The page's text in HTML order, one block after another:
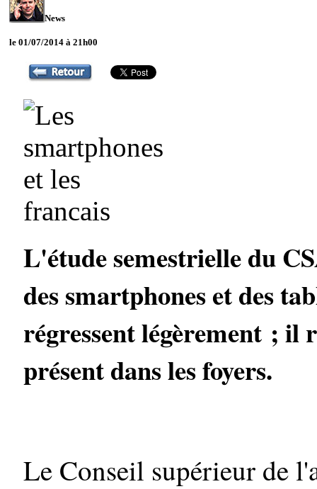
News
le 01/07/2014 à 21h00
L'étude semestrielle du
des smartphones et des
régressent légèrement ; il
présent dans les foyers.
Le Conseil supérieur de